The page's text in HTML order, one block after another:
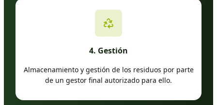
4. Gestión
Almacenamiento y gestión de los residuos por parte
de un gestor final autorizado para ello.